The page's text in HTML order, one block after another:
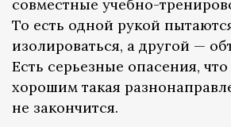
совместные учебно-
То есть одной рукой
изолироваться, а другой —
Есть серьезные опасения,
хорошим такая
не закончится.